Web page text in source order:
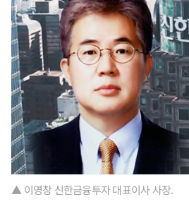
▲ 이영창 신한금융투자 대표이사 사장.